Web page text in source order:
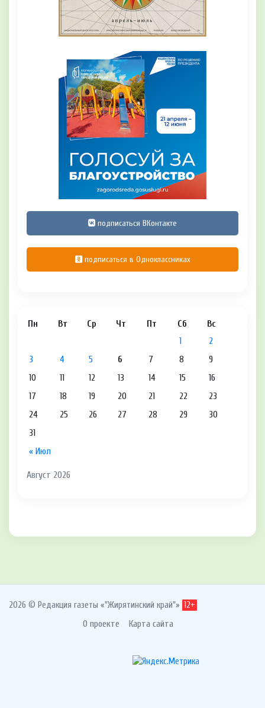
подписаться ВКонтакте
подписаться в Одноклассниках
Август 2026
Пн Вт Ср Чт Пт Сб Вс
« Июл
1
2
3
4 5 6 7 8
9
10
11 12 13 14 15
16
17
18 19 20 21 22
23
24
25 26 27 28 29
30
31
2026 © Редакция газеты «"Жирятинский край"» 12+
О проекте Карта сайта